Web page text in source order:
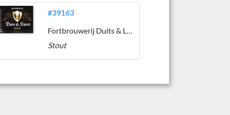
#39163
Fortbrouwerij Duits & Lauret
Stout